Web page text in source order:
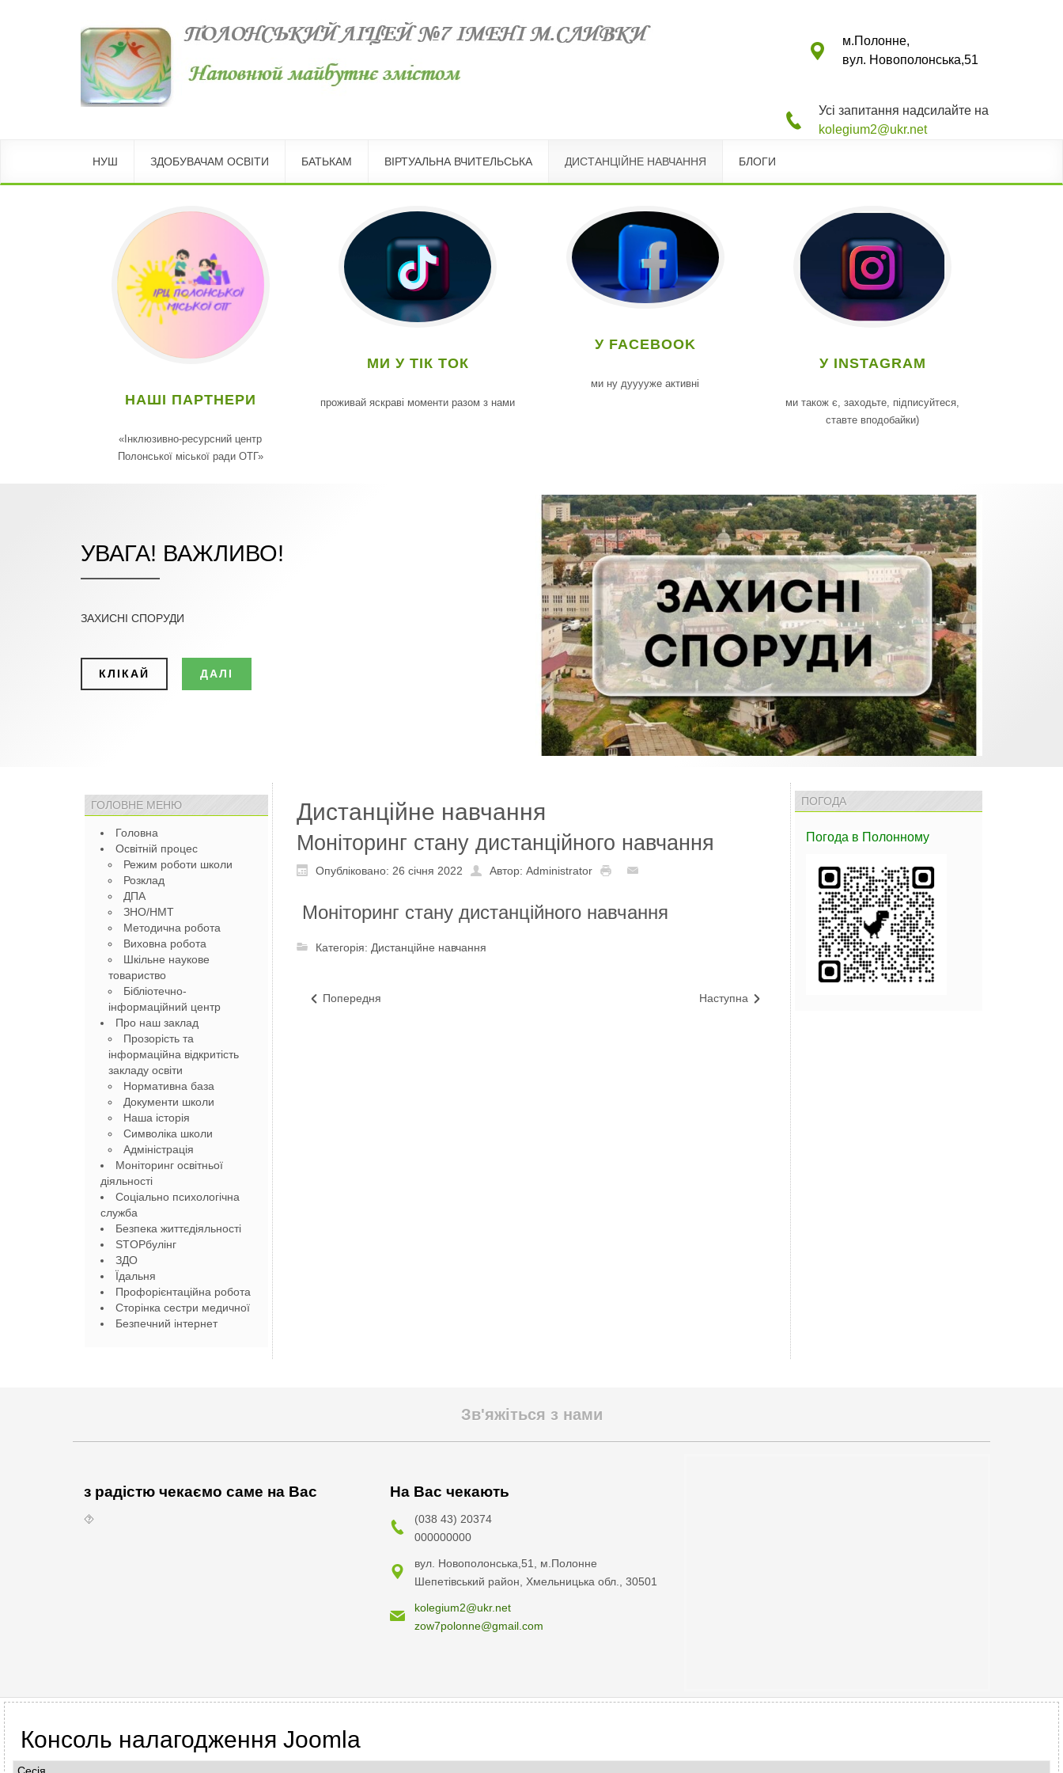
м.Полонне,
вул. Новополонська,51
Усі запитання надсилайте на
kolegium2@ukr.net
НУШ ЗДОБУВАЧАМ ОСВІТИ БАТЬКАМ ВІРТУАЛЬНА ВЧИТЕЛЬСЬКА ДИСТАНЦІЙНЕ НАВЧАННЯ БЛОГИ
НАШІ ПАРТНЕРИ
«Інклюзивно-ресурсний центр
Полонської міської ради ОТГ»
МИ У ТІК ТОК
проживай яскраві моменти разом з нами
У FACEBOOK
ми ну дууууже активні
У INSTAGRAM
ми також є, заходьте, підписуйтеся,
ставте вподобайки)
УВАГА! ВАЖЛИВО!
ЗАХИСНІ СПОРУДИ
КЛІКАЙ ДАЛІ
ГОЛОВНЕ МЕНЮ
Головна
Освітній процес
Режим роботи школи
Розклад
ДПА
ЗНО/НМТ
Методична робота
Виховна робота
Шкільне наукове
товариство
Бібліотечно-
інформаційний центр
Про наш заклад
Прозорість та
інформаційна відкритість
закладу освіти
Нормативна база
Документи школи
Наша історія
Символіка школи
Адміністрація
Моніторинг освітньої
діяльності
Соціально психологічна
служба
Безпека життєдіяльності
STOPбулінг
ЗДО
Їдальня
Профорієнтаційна робота
Сторінка сестри медичної
Безпечний інтернет
Дистанційне навчання
Моніторинг стану дистанційного навчання
Опубліковано: 26 січня 2022 Автор: Administrator
Моніторинг стану дистанційного навчання
Категорія: Дистанційне навчання
Попередня Наступна
ПОГОДА
Погода в Полонному
Зв'яжіться з нами
з радістю чекаємо саме на Вас
⯑
На Вас чекають
(038 43) 20374
000000000
вул. Новополонська,51, м.Полонне
Шепетівський район, Хмельницька обл., 30501
kolegium2@ukr.net
zow7polonne@gmail.com
Консоль налагодження Joomla
Сесія